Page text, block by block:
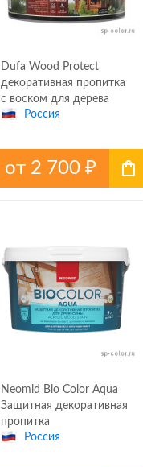
Dufa Wood Protect
декоративная пропитка
с воском для дерева
Россия
от 2 700 ₽
Neomid Bio Color Aqua
Защитная декоративная
пропитка
Россия